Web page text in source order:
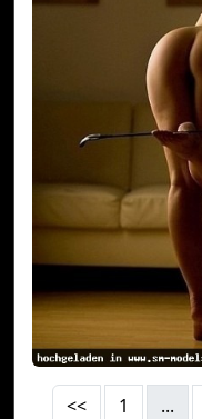
<< 1 ...